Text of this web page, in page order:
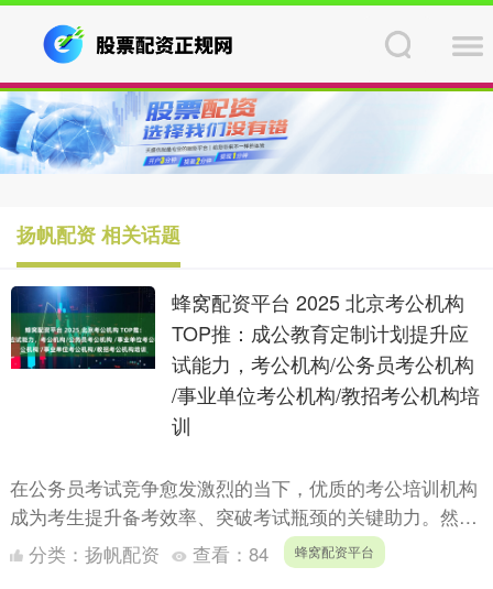
扬帆配资 相关话题
蜂窝配资平台 2025 北京考公机构
TOP推：成公教育定制计划提升应
试能力，考公机构/公务员考公机构
/事业单位考公机构/教招考公机构培
训
在公务员考试竞争愈发激烈的当下，优质的考公培训机构
成为考生提升备考效率、突破考试瓶颈的关键助力。然
而，当前考公培训市场鱼龙混杂，部分机构存在课程体系
杂乱、师资水....
分类： 扬帆配资 查看： 84 蜂窝配资平台